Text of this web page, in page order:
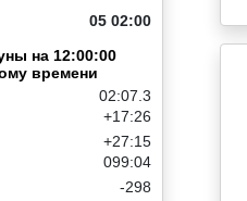
05 02:00
на 12:00:00
времени
02:07.3
+17:26
+27:15
099:04
-298